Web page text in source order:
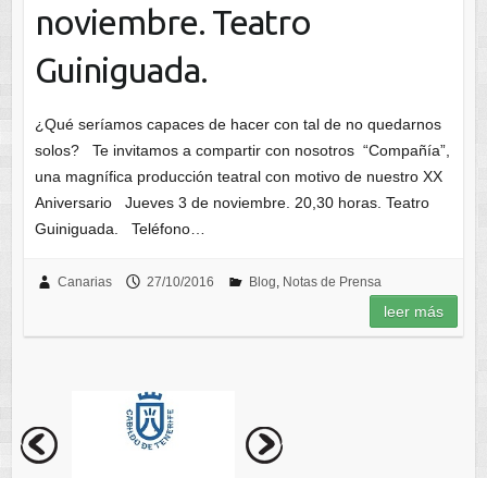
noviembre. Teatro
Guiniguada.
¿Qué seríamos capaces de hacer con tal de no quedarnos
solos? Te invitamos a compartir con nosotros “Compañía”,
una magnífica producción teatral con motivo de nuestro XX
Aniversario Jueves 3 de noviembre. 20,30 horas. Teatro
Guiniguada. Teléfono…
Canarias 27/10/2016 Blog, Notas de Prensa
leer más